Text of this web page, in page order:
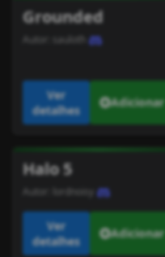
Grounded
Autor: sauloth
Ver
detalhes
Adicionar
Halo 5
Autor: lordnoisy
Ver
detalhes
Adicionar